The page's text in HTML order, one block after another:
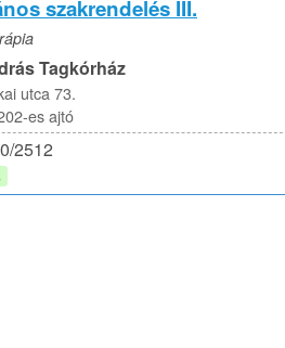
szakrendelés III.
Tagkórház
utca 73.
es ajtó
2512